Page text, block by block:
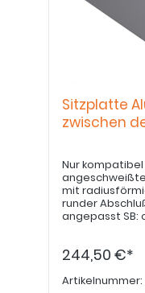
Sitzplatte
zwischen
Nur
mit
runder
angepasst SB: cm, ST: cm Farbe: anthrazit
244,50 €*
Artikelnummer: